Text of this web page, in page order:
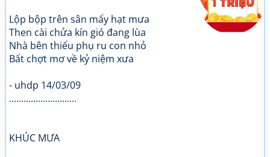
Lộp bộp trên sân mấy hạt mưa
Then cài chửa kín gió đang lùa
Nhà bên thiếu phụ ru con nhỏ
Bất chợt mơ về kỷ niệm xưa
- uhdp 14/03/09
............................
KHÚC MƯA